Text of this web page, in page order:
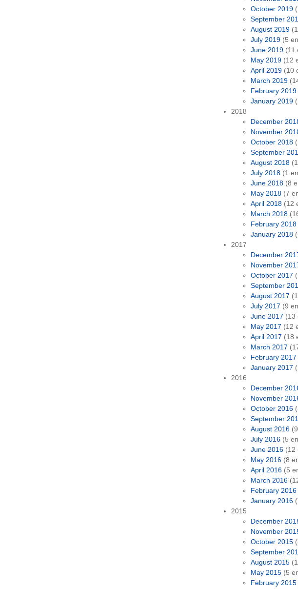
October 2019
September
August 2019
July 2019 (5
June 2019 (11
May 2019 (12
April 2019 (10
March 2019
February 2019
January 2019
2018
December
November
October 2018
September
August 2018
July 2018 (1
June 2018 (8
May 2018 (7
April 2018 (12
March 2018
February 2018
January 2018
2017
December
November
October 2017
September
August 2017
July 2017 (9
June 2017 (13
May 2017 (12
April 2017 (18
March 2017
February 2017
January 2017
2016
December
November
October 2016
September
August 2016
July 2016 (5
June 2016 (12
May 2016 (8
April 2016 (5
March 2016
February 2016
January 2016
2015
December
November
October 2015
September
August 2015
May 2015 (5
February 2015